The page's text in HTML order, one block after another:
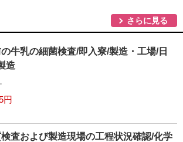
さらに見る
の牛乳の細菌検査/即入寮/製造・工場/日
造
円
査および製造現場の工程状況確認/化学